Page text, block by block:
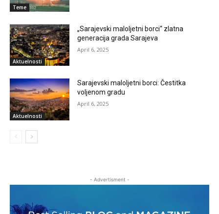
Teme
Aktuelnosti
„Sarajevski maloljetni borci“ zlatna
generacija grada Sarajeva
April 6, 2025
Aktuelnosti
Sarajevski maloljetni borci: Čestitka
voljenom gradu
April 6, 2025
- Advertisment -